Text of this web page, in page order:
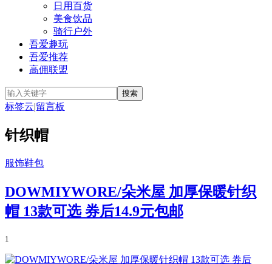
日用百货
美食饮品
骑行户外
吾爱趣玩
吾爱推荐
高佣联盟
标签云|留言板
针织帽
服饰鞋包
DOWMIYWORE/朵米屋 加厚保暖针织
帽 13款可选 券后14.9元包邮
1